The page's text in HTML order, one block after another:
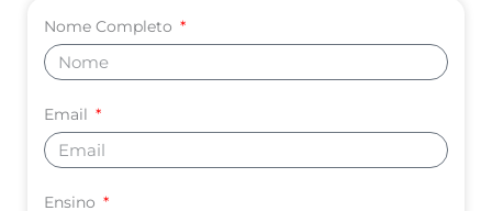
Nome Completo
Email
Ensino